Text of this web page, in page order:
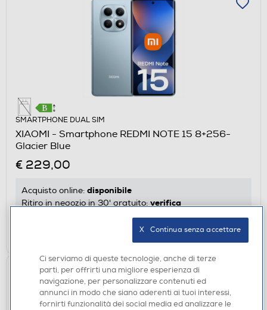
SMARTPHONE DUAL SIM
XIAOMI - Smartphone REDMI NOTE 15 8+256-
Glacier Blue
€ 229,00
Acquisto online: disponibile
Ritiro in negozio in 30' gratuito: verifica
AGGIUNGI
Ci serviamo di queste tecnologie, anche di terze
parti, per offrirti una migliore esperienza di
navigazione, per personalizzare contenuti ed
annunci in modo che siano aderenti ai tuoi interessi,
fornirti funzionalità dei social media ed analizzare le
X   Continua senza accettare